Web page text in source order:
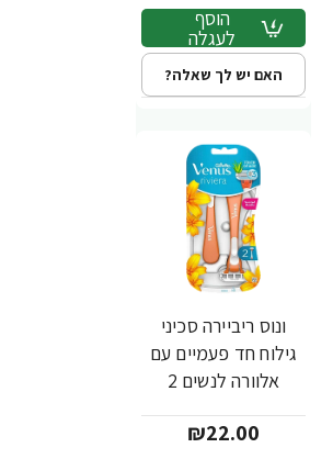
הוסף
לעגלה
האם יש לך שאלה?
ונוס ריביירה סכיני
גילוח חד פעמיים עם
אלוורה לנשים 2
Gillette
₪22.00